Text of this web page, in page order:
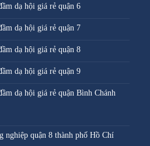
dạ hội giá rẻ quận 6
dạ hội giá rẻ quận 7
dạ hội giá rẻ quận 8
dạ hội giá rẻ quận 9
dạ hội giá rẻ quận Bình Chánh
nghiệp quận 8 thành phố Hồ Chí